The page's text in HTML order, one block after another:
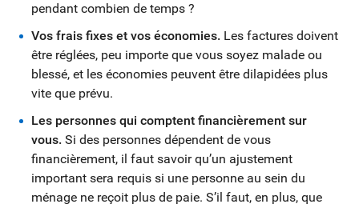
pendant combien de temps ?
Vos frais fixes et vos économies. Les factures doivent
être réglées, peu importe que vous soyez malade ou
blessé, et les économies peuvent être dilapidées plus
vite que prévu.
Les personnes qui comptent financièrement sur
vous. Si des personnes dépendent de vous
financièrement, il faut savoir qu’un ajustement
important sera requis si une personne au sein du
ménage ne reçoit plus de paie. S’il faut, en plus, que